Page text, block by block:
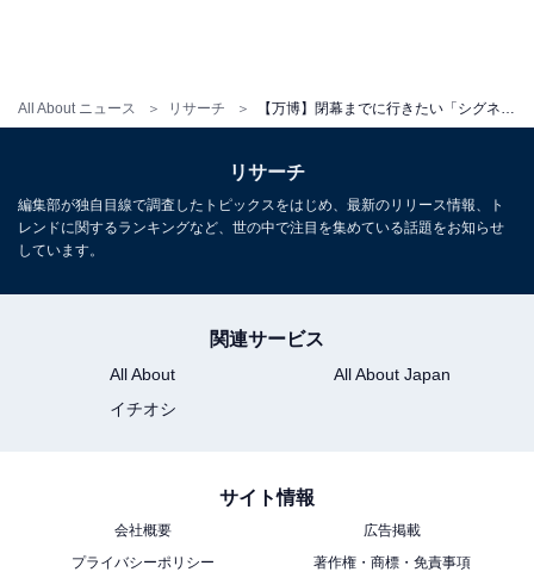
All About ニュース リサーチ
～15時半）なら、手軽に内部へ入ることができます。
万人におすすめのシグネチャーパビリオンは「EARTH
MART」。身近な食の問題がアートなビジュアルで表現
され、25年後に会場内で漬けた梅干と引き換えられる
「いのちの遊び場～クラゲ館」は地上部は予約なしで楽
しめて子どもに人気、地下の予約エリアはどちらかとい
ちゃ」枠もあります）。
リサーチ
編集部が独自目線で調査したトピックスをはじめ、最新のリリース情報、ト
レンドに関するランキングなど、世の中で注目を集めている話題をお知らせ
しています。
関連サービス
All About
All About Japan
イチオシ
サイト情報
会社概要
広告掲載
プライバシーポリシー
著作権・商標・免責事項